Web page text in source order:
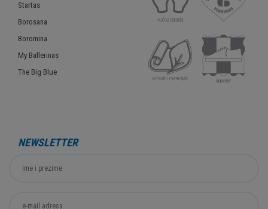
Startas
Borosana
Boromina
My Ballerinas
The Big Blue
NEWSLETTER